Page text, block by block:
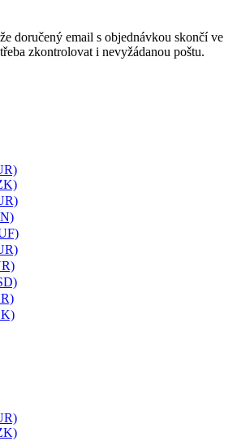
doručený email s objednávkou skončí ve
zkontrolovat i nevyžádanou poštu.